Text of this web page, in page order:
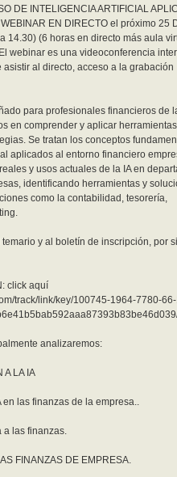
DE INTELIGENCIA ARTIFICIAL
EN DIRECTO el próximo 25
14.30) (6 horas en directo más aula
webinar es una videoconferencia
asistir al directo, acceso a la grabación
para profesionales financieros de
en comprender y aplicar
Se tratan los conceptos
aplicados al entorno financiero
y usos actuales de la IA en
identificando herramientas y
como la contabilidad, tesorería,
y al boletín de inscripción, por si
click aquí
track/link/key/100745-1964-7780-
analizaremos:
A LA IA
en las finanzas de la empresa..
a las finanzas.
FINANZAS DE EMPRESA.